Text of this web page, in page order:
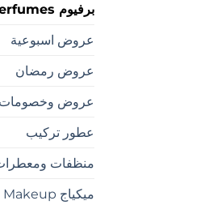
برفيوم Perfumes
عروض اسبوعية
عروض رمضان
عروض وخصومات
عطور تركيب
منظفات
ميكياج Makeup